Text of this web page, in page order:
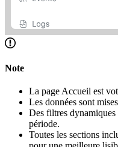
Note
La page Accueil est
Les données sont
Des filtres dynamiques
période.
Toutes les sections